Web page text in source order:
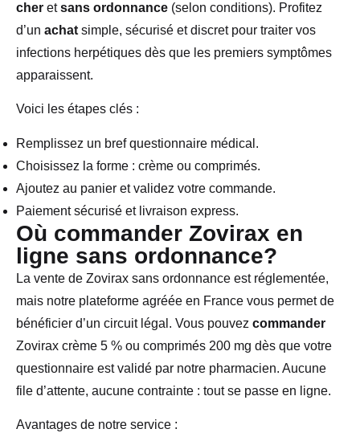
cher etsans ordonnance (selon conditions). Profitez
d’un achat simple, sécurisé et discret pour traiter vos
infections herpétiques dès que les premiers symptômes
apparaissent.
Voici les étapes clés :
Remplissez un bref questionnaire médical.
Choisissez la forme : crème ou comprimés.
Ajoutez au panier et validez votre commande.
Paiement sécurisé et livraison express.
Où commander Zovirax en
ligne sans ordonnance?
La vente de Zovirax sans ordonnance est réglementée,
mais notre plateforme agréée en France vous permet de
bénéficier d’un circuit légal. Vous pouvez commander
Zovirax crème 5 % ou comprimés 200 mg dès que votre
questionnaire est validé par notre pharmacien. Aucune
file d’attente, aucune contrainte : tout se passe en ligne.
Avantages de notre service :